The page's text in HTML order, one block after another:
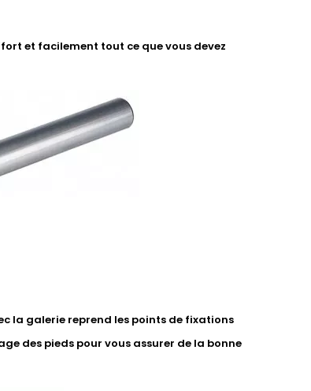
et facilement tout ce que vous devez
la galerie reprend les points de fixations
des pieds pour vous assurer de la bonne